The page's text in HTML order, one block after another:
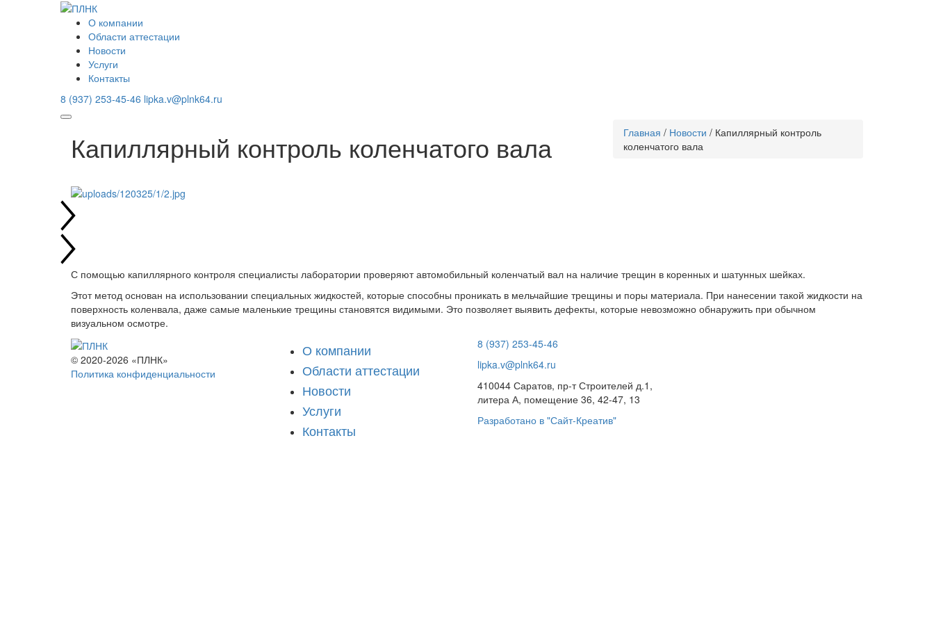
О компании
Области аттестации
Новости
Услуги
Контакты
8 (937) 253-45-46 lipka.v@plnk64.ru
Капиллярный контроль коленчатого вала Главная / Новости / Капиллярный контроль
коленчатого вала
С помощью капиллярного контроля специалисты лаборатории проверяют автомобильный коленчатый вал на наличие трещин в коренных и шатунных шейках.
Этот метод основан на использовании специальных жидкостей, которые способны проникать в мельчайшие трещины и поры материала. При нанесении такой жидкости на
поверхность коленвала, даже самые маленькие трещины становятся видимыми. Это позволяет выявить дефекты, которые невозможно обнаружить при обычном
визуальном осмотре.
© 2020-2026 «ПЛНК»
Политика конфиденциальности
О компании
Области аттестации
Новости
Услуги
Контакты
8 (937) 253-45-46
lipka.v@plnk64.ru
410044 Саратов, пр-т Строителей д.1,
литера А, помещение 36, 42-47, 13
Разработано в "Сайт-Креатив"